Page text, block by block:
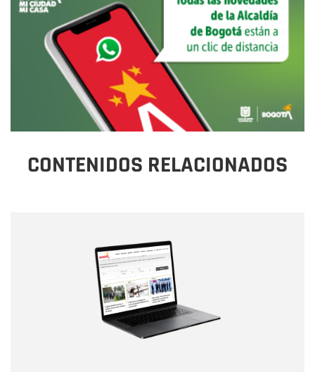
CONTENIDOS RELACIONADOS
Correo electrónico
Tipo de comentario